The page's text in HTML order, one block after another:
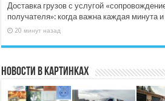
Доставка грузов с услугой
получателя»: когда важна каждая минута
20 минут назад
Новости в картинках